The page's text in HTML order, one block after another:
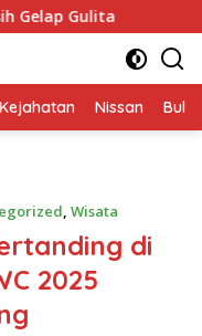
Ketua HMPS
Kejahatan Nissan
, Wisata
di
2025